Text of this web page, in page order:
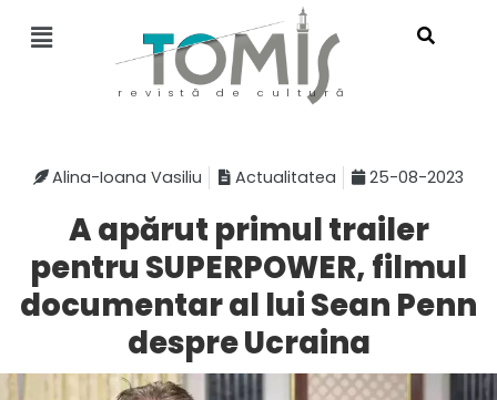
revistă de cultură
Alina-Ioana Vasiliu Actualitatea 25-08-2023
A apărut primul trailer
pentru SUPERPOWER, filmul
documentar al lui Sean Penn
despre Ucraina